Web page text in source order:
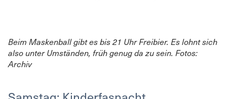
Beim Maskenball gibt es bis 21 Uhr Freibier. Es lohnt sich
also unter Umständen, früh genug da zu sein. Fotos:
Archiv